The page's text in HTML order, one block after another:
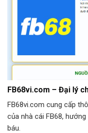
FB68vi.com – Đại lý
FB68vi.com cung cấp
của nhà cái FB68,
báu.